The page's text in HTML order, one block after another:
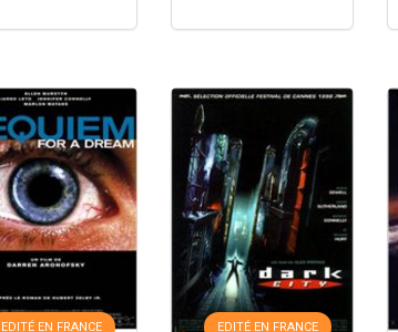
EDITÉ EN FRANCE EDITÉ EN FRANCE